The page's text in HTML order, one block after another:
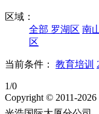
区域：
全部 罗湖区 南
区
当前条件： 教育培训
1/0
Copyright © 2011-